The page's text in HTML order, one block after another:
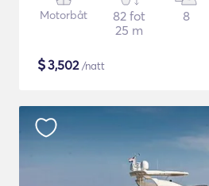
Motorbåt
82 fot
25 m
8
$3,502/natt